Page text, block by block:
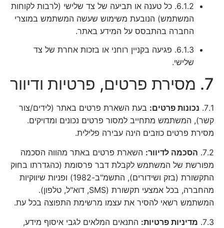
6.1.2. כל טענה או תביעה של צד שלישי (לרבות לקוחות
המשתמש) הנובעת משימוש שעשה המשתמש במוצרי
החברה בהתבסס על המידע באתר.
6.1.3. פגיעה בקניין רוחני או בזכות אחרת של צד
שלישי.
7. מסירת פרטים, פרטיות ודיוור
7.1. נכונות פרטים: בעת השארת פרטים באתר (לידים/צור
קשר), המשתמש מתחייב למסור פרטים נכונים ומדויקים.
מסירת פרטים כוזבים הינה עבירה פלילית.
7.2. הסכמה לדיוור: השארת פרטים באתר מהווה הסכמה
מפורשת של המשתמש לקבלת דבר פרסומת (כהגדרתו בחוק
התקשורת (בזק ושידורים), התשמ"ב-1982) ופניות שיווקיות
מהחברה, בכל אמצעי תקשורת (SMS, דוא"ל, טלפון).
המשתמש רשאי להסיר את עצמו מרשימת התפוצה בכל עת.
7.3. מדיניות פרטיות: התנאים המלאים לגבי איסוף מידע,